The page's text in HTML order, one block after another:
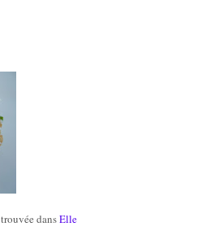
dansElle